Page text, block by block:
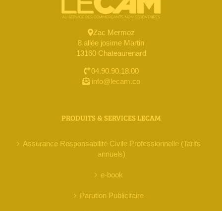
Zac Mermoz
8.allée josime Martin
13160 Chateaurenard
04.90.90.18.00
info@lecam.co
PRODUITS & SERVICES LECAM
Assurance Responsabilité Civile Professionnelle (Tarifs
annuels)
e-book
Parution Publicitaire